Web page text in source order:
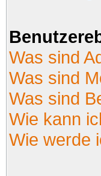
Was sind
Was sind
Was sind
Wie kann
Wie werde